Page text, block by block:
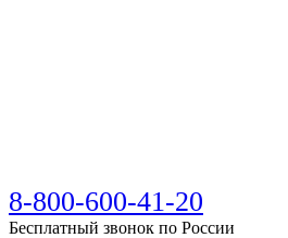
8-800-600-41-20
Бесплатный звонок по России